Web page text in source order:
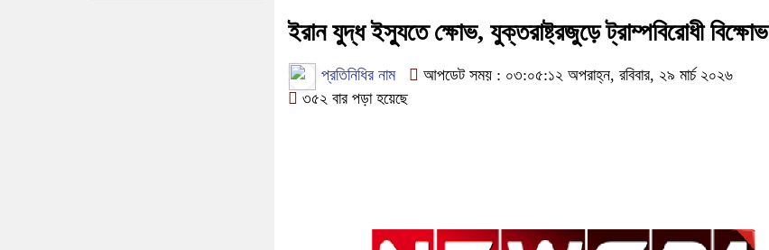
ইরান যুদ্ধ ইস্যুতে ক্ষোভ, যুক্তরাষ্ট্রজুড়ে ট্রাম্পবিরোধী বিক্ষোভ
প্রতিনিধির নাম
আপডেট সময় : ০৩:০৫:১২ অপরাহ্ন, রবিবার, ২৯ মার্চ ২০২৬
৩৫২ বার পড়া হয়েছে